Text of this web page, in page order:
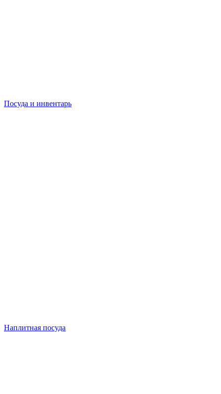
Посуда и инвентарь
Наплитная посуда